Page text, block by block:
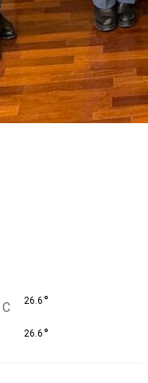
C 26.6 °
26.6 °